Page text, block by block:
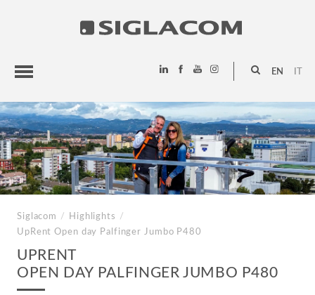
EN
HIGHLIGHTS
PROJECTS
SIGLACOM
Siglacom / Highlights
/
UpRent Open day Palfinger Jumbo P480
UPRENT
OPEN DAY PALFINGER JUMBO P480